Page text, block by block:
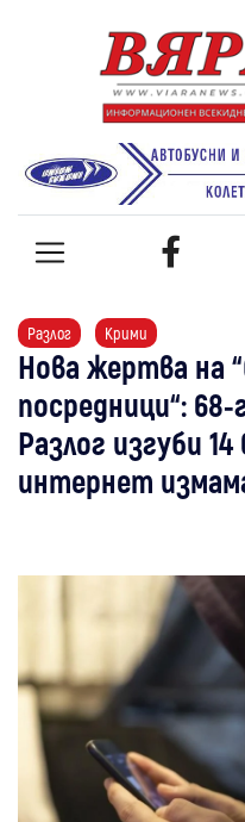
Разлог Крими
Нова жертва на
посредници“:
Разлог изгуби
интернет